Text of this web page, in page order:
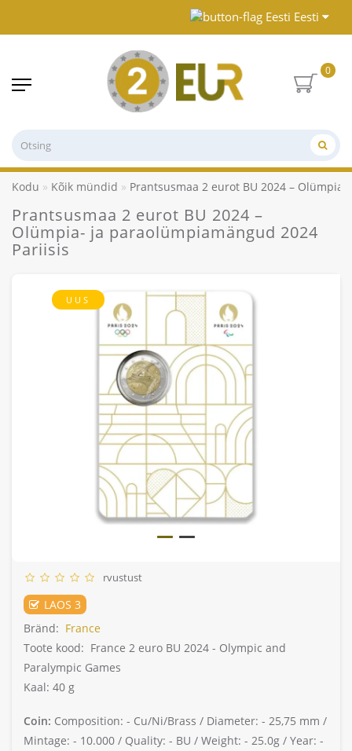
Eesti
0
Kodu Kõik mündid Prantsusmaa 2 eurot BU 2024 –
Prantsusmaa 2 eurot BU 2024 –
Olümpia- ja paraolümpiamängud 2024
Pariisis
UUS
rvustust
LAOS 3
Bränd: France
Toote kood: France 2 euro BU 2024 - Olympic and
Paralympic Games
Kaal: 40 g
Coin: Composition: - Cu/Ni/Brass / Diameter: - 25,75 mm /
Mintage: - 10.000 / Quality: - BU / Weight: - 25.0g / Year: -